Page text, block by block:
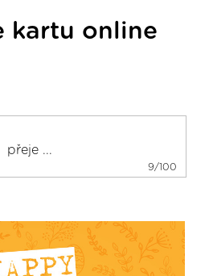
kartu online
9/100